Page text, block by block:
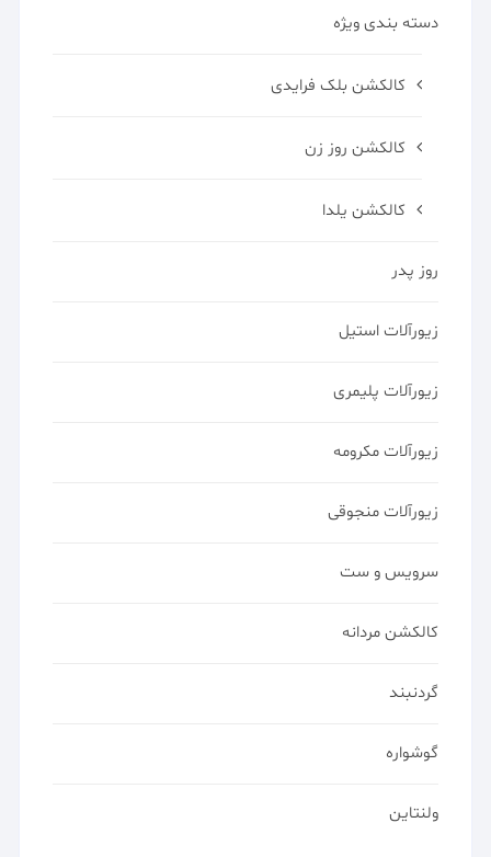
دسته بندی ویژه
کالکشن بلک فرایدی
کالکشن روز زن
کالکشن یلدا
روز پدر
زیورآلات استیل
زیورآلات پلیمری
زیورآلات مکرومه
زیورآلات منجوقی
سرویس و ست
کالکشن مردانه
گردنبند
گوشواره
ولنتاین